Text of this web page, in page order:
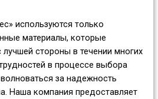
используются только
материалы, которые
стороны в течении многих
в процессе выбора
за надежность
Наша компания предоставляет